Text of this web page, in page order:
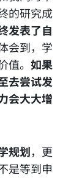
的研究成
发表了自
会到，学
。 如果
去尝试发
会大大增
规划，更
是等到申